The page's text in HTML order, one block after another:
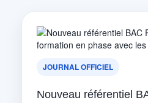
JOURNAL OFFICIEL
Nouveau référentiel